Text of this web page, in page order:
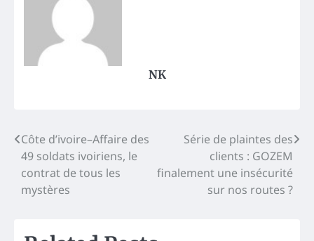
NK
Post
navigation
Côte d’ivoire–Affaire des
49 soldats ivoiriens, le
contrat de tous les
mystères
Série de plaintes des
clients : GOZEM
finalement une insécurité
sur nos routes ?